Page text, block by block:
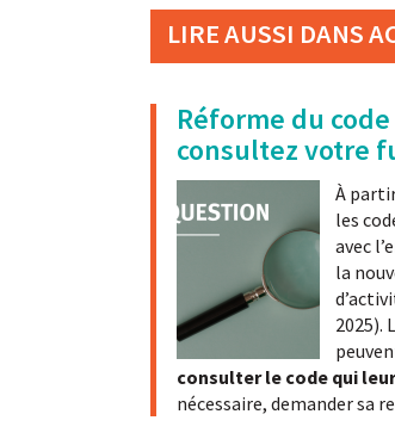
LIRE AUSSI DANS
Réforme du code
consultez votre
À
les
avec
la
2025).
consulter le code qui
nécessaire, demander sa